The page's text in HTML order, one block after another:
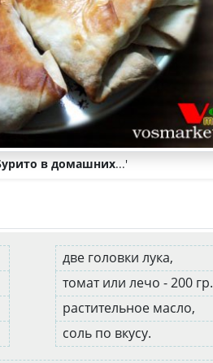
в домашних...'
две головки лука,
томат или лечо - 200 гр.
растительное масло,
соль по вкусу.